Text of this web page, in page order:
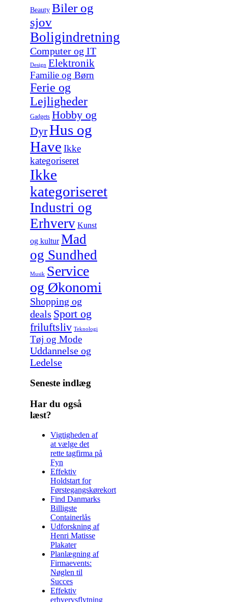
Beauty Biler og
sjov
Boligindretning
Computer og IT
Design Elektronik
Familie og Børn
Ferie og
Lejligheder
Gadgets Hobby og
DyrHus og
Have Ikke
kategoriseret
Ikke
kategoriseret
Industri og
Erhverv Kunst
og kultur Mad
og Sundhed
Musik Service
og Økonomi
Shopping og
deals Sport og
friluftsliv Teknologi
Tøj og Mode
Uddannelse og
Ledelse
Seneste indlæg
Har du også
læst?
Vigtigheden af
at vælge det
rette tagfirma på
Fyn
Effektiv
Holdstart for
Førstegangskørekort
Find Danmarks
Billigste
Containerlås
Udforskning af
Henri Matisse
Plakater
Planlægning af
Firmaevents:
Nøglen til
Succes
Effektiv
erhvervsflytning